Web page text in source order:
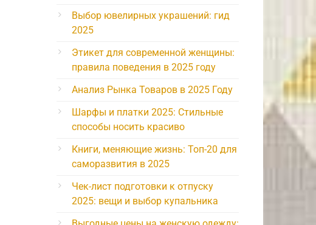
Выбор ювелирных украшений: гид
2025
Этикет для современной женщины:
правила поведения в 2025 году
Анализ Рынка Товаров в 2025 Году
Шарфы и платки 2025: Стильные
способы носить красиво
Книги, меняющие жизнь: Топ-20 для
саморазвития в 2025
Чек-лист подготовки к отпуску
2025: вещи и выбор купальника